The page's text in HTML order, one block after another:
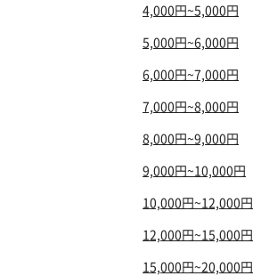
4,000円~5,000円
5,000円~6,000円
6,000円~7,000円
7,000円~8,000円
8,000円~9,000円
9,000円~10,000円
10,000円~12,000円
12,000円~15,000円
15,000円~20,000円